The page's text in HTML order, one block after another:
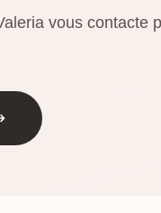
vous contacte